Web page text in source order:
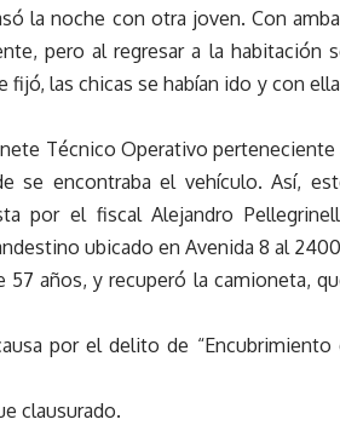
la noche con otra joven. Con
pero al regresar a la habitación
fijó, las chicas se habían ido y con
Técnico Operativo perteneciente
se encontraba el vehículo. Así,
por el fiscal Alejandro
ubicado en Avenida 8 al
años, y recuperó la camioneta,
por el delito de “Encubrimiento
clausurado.